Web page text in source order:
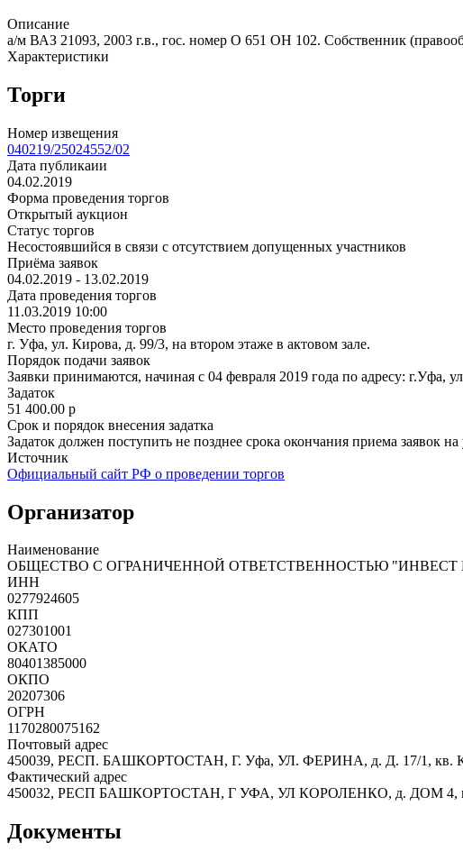
Описание
а/м ВАЗ 21093, 2003 г.в., гос. номер О 651 ОН 102. Собственник
Характеристики
Торги
Номер извещения
040219/25024552/02
Дата публикаии
04.02.2019
Форма проведения торгов
Открытый аукцион
Статус торгов
Несостоявшийся в связи с отсутствием допущенных участников
Приёма заявок
04.02.2019 - 13.02.2019
Дата проведения торгов
11.03.2019 10:00
Место проведения торгов
г. Уфа, ул. Кирова, д. 99/3, на втором этаже в актовом зале.
Порядок подачи заявок
Заявки принимаются, начиная с 04 февраля 2019 года по адресу:
Задаток
51 400.00 p
Срок и порядок внесения задатка
Задаток должен поступить не позднее срока окончания приема заявок
Источник
Официальный сайт РФ о проведении торгов
Организатор
Наименование
ОБЩЕСТВО С ОГРАНИЧЕННОЙ ОТВЕТСТВЕННОСТЬЮ "ИНВЕСТ
ИНН
0277924605
КПП
027301001
ОКАТО
80401385000
ОКПО
20207306
ОГРН
1170280075162
Почтовый адрес
450039, РЕСП. БАШКОРТОСТАН, Г. Уфа, УЛ. ФЕРИНА, д. Д. 17/1, кв.
Фактический адрес
450032, РЕСП БАШКОРТОСТАН, Г УФА, УЛ КОРОЛЕНКО, д. ДОМ 4,
Документы